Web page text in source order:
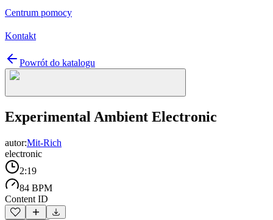
Centrum pomocy
Kontakt
Powrót do katalogu
Experimental Ambient Electronic
autor:Mit-Rich
electronic
2:19
84 BPM
Content ID